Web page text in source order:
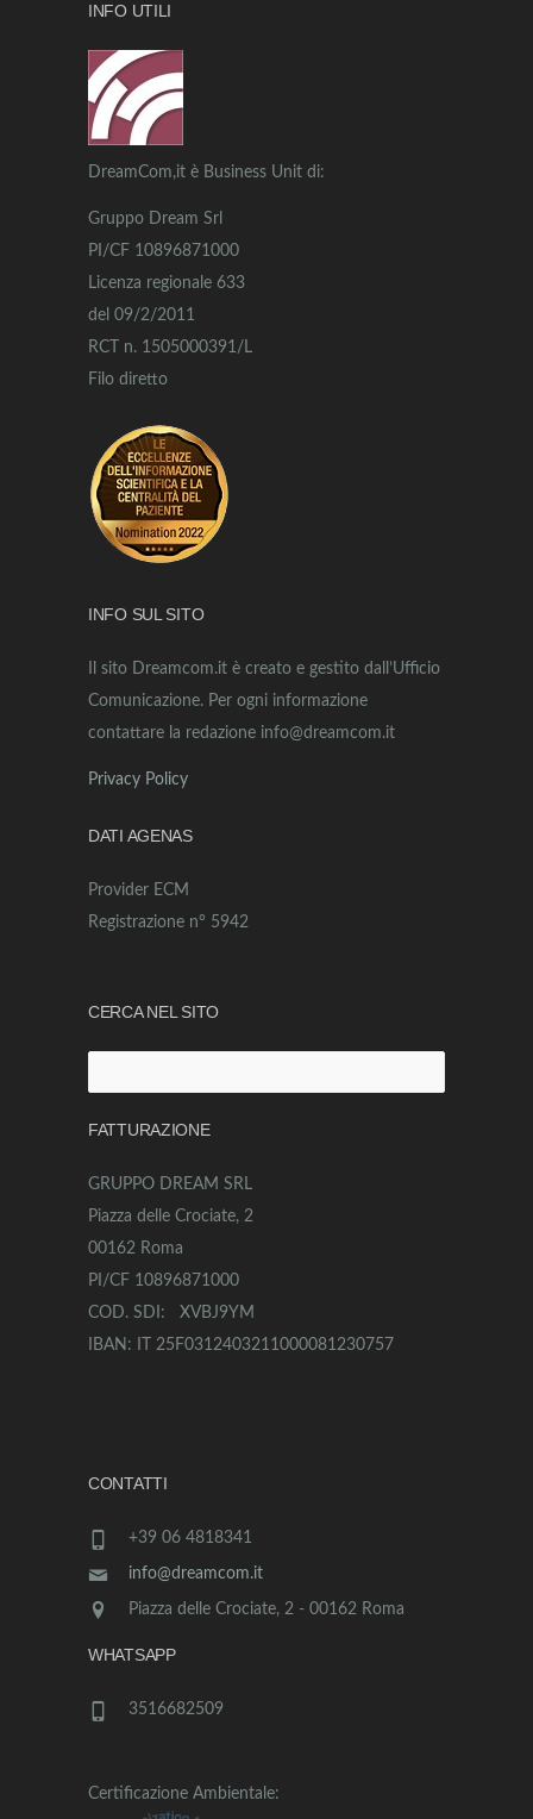
INFO UTILI
DreamCom,it è Business Unit di:
Gruppo Dream Srl
PI/CF 10896871000
Licenza regionale 633
del 09/2/2011
RCT n. 1505000391/L
Filo diretto
INFO SUL SITO
Il sito Dreamcom.it è creato e gestito dall’Ufficio
Comunicazione. Per ogni informazione
contattare la redazione info@dreamcom.it
Privacy Policy
DATI AGENAS
Provider ECM
Registrazione n° 5942
CERCA NEL SITO
per:
FATTURAZIONE
GRUPPO DREAM SRL
Piazza delle Crociate, 2
00162 Roma
PI/CF 10896871000
COD. SDI: XVBJ9YM
IBAN: IT 25F0312403211000081230757
CONTATTI
+39 06 4818341
info@dreamcom.it
Piazza delle Crociate, 2 - 00162 Roma
WHATSAPP
3516682509
Certificazione Ambientale: